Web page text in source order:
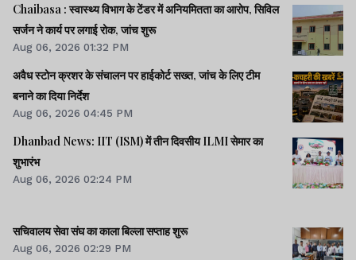
Chaibasa : स्वास्थ्य विभाग के टेंडर में अनियमितता का आरोप, सिविल
सर्जन ने कार्य पर लगाई रोक, जांच शुरू
Aug 06, 2026 01:32 PM
अवैध स्टोन क्रशर के संचालन पर हाईकोर्ट सख्त, जांच के लिए टीम
बनाने का दिया निर्देश
Aug 06, 2026 04:45 PM
Dhanbad News: IIT (ISM) में तीन दिवसीय ILMI सेमार का
शुभारंभ
Aug 06, 2026 02:24 PM
सचिवालय सेवा संघ का काला बिल्ला सप्ताह शुरू
Aug 06, 2026 02:29 PM